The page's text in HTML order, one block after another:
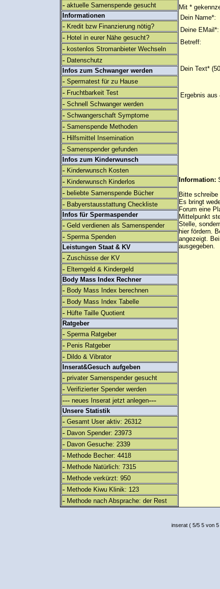
- aktuelle Samenspende gesucht
Informationen
- Kredit bzw Finanzierung nötig?
- Hotel in eurer Nähe gesucht?
- kostenlos Stromanbieter Wechseln
- Datenschutz
Infos zum Schwanger werden
- Spermatest für zu Hause
- Fruchtbarkeit Test
- Schnell Schwanger werden
- Schwangerschaft Symptome
- Samenspende Methoden
- Hilfsmittel Insemination
- Samenspender gefunden
Infos zum Kinderwunsch
- Kinderwunsch Kosten
- Kinderwunsch Kinderlos
- beliebte Samenspende Bücher
- Babyerstausstattung Checkliste
Infos für Spermaspender
- Geld verdienen als Samenspender
- Sperma Spenden
Leistungen Staat & KV
- Zuschüsse der KV
- Elterngeld & Kindergeld
Body Mass Index Rechner
- Body Mass Index berechnen
- Body Mass Index Tabelle
- Hüfte Taille Quotient
Ratgeber
- Sperma Ratgeber
- Penis Ratgeber
- Dildo & Vibrator
Inserat&Gesuch aufgeben
- privater Samenspender gesucht
- Verifizierter Spender werden
--- neues Inserat jetzt anlegen---
Unsere Statistik
- Gesamt User aktiv: 26312
- Davon Spender: 23973
- Davon Gesuche: 2339
- Methode Becher: 4418
- Methode Natürlich: 7315
- Methode verkürzt: 950
- Methode Kiwu Klinik: 123
- Methode nach Absprache: der Rest
Mit *
Dein Name*:
Deine EMail*:
Betreff:
Dein Text*
Ergebnis aus
Information:
Bitte
Es bringt
Forum eine
Mittelpunkt
Stelle,
hier fördern.
angezeigt.
ausgegeben.
inserat( 5/5 5 von 5